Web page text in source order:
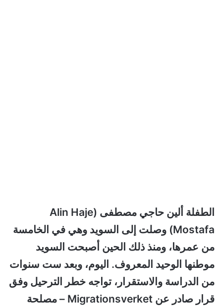
الطفلة ألين حاجي مصطفى (Alin Haje
Mostafa) وصلت إلى السويد وهي في الخامسة
من عمرها، ومنذ ذلك الحين أصبحت السويد
موطنها الوحيد المعروف. اليوم، وبعد ست سنوات
من الدراسة والاستقرار، تواجه خطر الترحيل وفق
قرار صادر عن Migrationsverket – مصلحة